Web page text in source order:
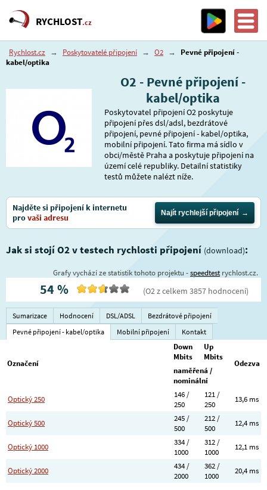
RYCHLOST.cz
Rychlost.cz → Poskytovatelé připojení → O2 →
Pevné připojení -
kabel/optika
O2 - Pevné připojení -
kabel/optika
Poskytovatel připojení O2 poskytuje
připojení přes dsl/adsl, bezdrátové
připojení, pevné připojení - kabel/optika,
mobilní připojení. Tato firma má sídlo v
obci/městě Praha a poskytuje připojení na
území celé republiky. Detailní statistiky
testů můžete nalézt níže.
Najděte si připojení k internetu
provaši adresu Najít rychlejší připojení
Jak si stojí O2 v testech rychlosti připojení (download):
Grafy vychází ze statistik tohoto projektu -speedtestrychlost.cz.
54 % (O2z celkem 3857 hodnocení)
Sumarizace Hodnocení DSL/ADSL
Bezdrátové připojení
Pevné připojení - kabel/optika
Mobilní připojení Kontakt
Označení
Down
Mbits
Up
Mbits
Odezva
naměřená /
nominální
Optický 250
146 /
250
121 /
250
13,6 ms
Optický 500
245 /
500
212 /
500
12,4 ms
Optický 1000
334 /
1000
312 /
1000
12,1 ms
Optický 2000
434 /
2000
362 /
1000
20,4 ms